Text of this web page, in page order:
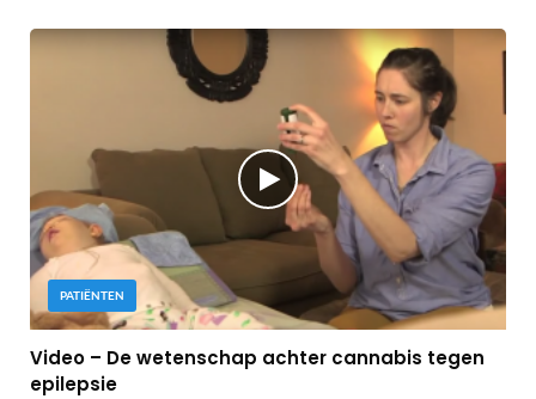
PATIËNTEN
Video – De wetenschap achter cannabis tegen
epilepsie